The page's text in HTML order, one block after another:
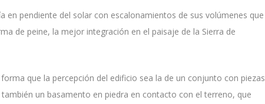
en pendiente del solar con escalonamientos de sus volúmenes que
de peine, la mejor integración en el paisaje de la Sierra de
que la percepción del edificio sea la de un conjunto con piezas
un basamento en piedra en contacto con el terreno, que